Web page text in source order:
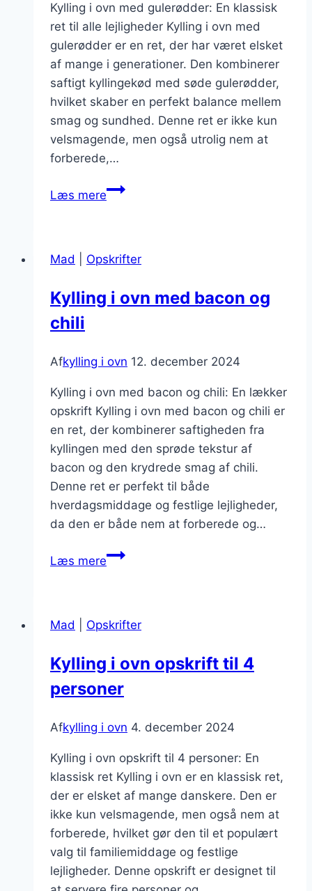
Kylling i ovn med gulerødder: En klassisk
ret til alle lejligheder Kylling i ovn med
gulerødder er en ret, der har været elsket
af mange i generationer. Den kombinerer
saftigt kyllingekød med søde gulerødder,
hvilket skaber en perfekt balance mellem
smag og sundhed. Denne ret er ikke kun
velsmagende, men også utrolig nem at
forberede,…
Læs mereKylling
gulerødder
farverig
Mad Opskrifter
Kylling i ovn med bacon og
chili
Afkylling i ovn 12. december 2024
Kylling i ovn med bacon og chili: En lækker
opskrift Kylling i ovn med bacon og chili er
en ret, der kombinerer saftigheden fra
kyllingen med den sprøde tekstur af
bacon og den krydrede smag af chili.
Denne ret er perfekt til både
hverdagsmiddage og festlige lejligheder,
da den er både nem at forberede og…
Læs mereKylling
bacon
chili
Mad Opskrifter
Kylling i ovn opskrift til 4
personer
Afkylling i ovn 4. december 2024
Kylling i ovn opskrift til 4 personer: En
klassisk ret Kylling i ovn er en klassisk ret,
der er elsket af mange danskere. Den er
ikke kun velsmagende, men også nem at
forberede, hvilket gør den til et populært
valg til familiemiddage og festlige
lejligheder. Denne opskrift er designet til